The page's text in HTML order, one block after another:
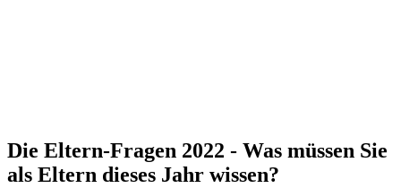
Die Eltern-Fragen 2022 - Was müssen Sie
als Eltern dieses Jahr wissen?